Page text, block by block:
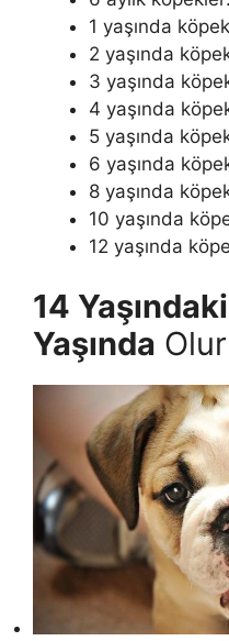
1 yaşında
2 yaşında
3 yaşında
4 yaşında
5 yaşında
6 yaşında
8 yaşında
10 yaşında
12 yaşında
14
Yaşında Olur